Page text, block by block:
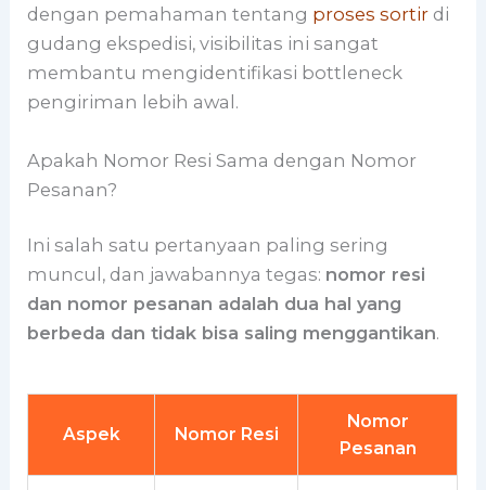
dengan pemahaman tentang proses sortir di
gudang ekspedisi, visibilitas ini sangat
membantu mengidentifikasi bottleneck
pengiriman lebih awal.
Apakah Nomor Resi Sama dengan Nomor
Pesanan?
Ini salah satu pertanyaan paling sering
muncul, dan jawabannya tegas: nomor resi
dan nomor pesanan adalah dua hal yang
berbeda dan tidak bisa saling menggantikan.
Aspek Nomor Resi
Nomor
Pesanan